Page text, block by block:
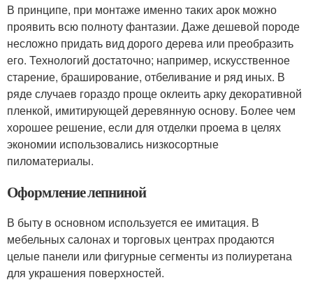
В принципе, при монтаже именно таких арок можно
проявить всю полноту фантазии. Даже дешевой породе
несложно придать вид дорого дерева или преобразить
его. Технологий достаточно; например, искусственное
старение, браширование, отбеливание и ряд иных. В
ряде случаев гораздо проще оклеить арку декоративной
пленкой, имитирующей деревянную основу. Более чем
хорошее решение, если для отделки проема в целях
экономии использовались низкосортные
пиломатериалы.
Оформление лепниной
В быту в основном используется ее имитация. В
мебельных салонах и торговых центрах продаются
целые панели или фигурные сегменты из полиуретана
для украшения поверхностей.